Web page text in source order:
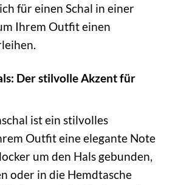
für einen Schal in einer
Ihrem Outfit einen
Der stilvolle Akzent für
ist ein stilvolles
Outfit eine elegante Note
um den Hals gebunden,
oder in die Hemdtasche